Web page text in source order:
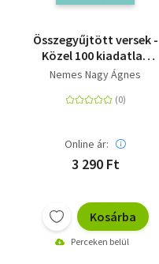
Összegyűjtött versek -
Közel 100 kiadatlan
verssel
Nemes Nagy Ágnes
Online ár:
3 290 Ft
Kosárba
Perceken belül